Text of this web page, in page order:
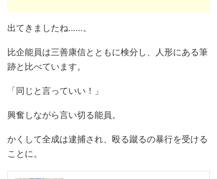
出てきましたね……。
比企能員は三善康信とともに検分し、人形にある筆
跡と比べています。
「同じと言っていい！」
興奮しながら言い切る能員。
かくして全成は逮捕され、殴る蹴るの暴行を受ける
ことに。